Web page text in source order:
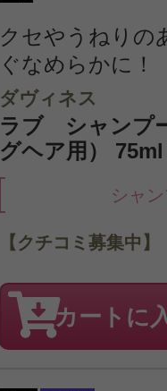
クセやうねりの
ぐなめらかに！
ダヴィネス
ラブ シャンプ
グヘア用）
シャ
【クチコミ募集中】
カートに